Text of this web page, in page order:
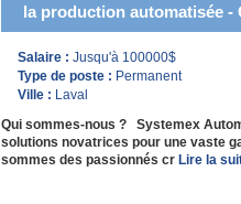
la production automatisée -
Salaire : Jusqu'à 100000$
Type de poste : Permanent
Ville : Laval
Qui sommes-nous ? Systemex
solutions novatrices pour une vaste
sommes des passionnés cr Lire la